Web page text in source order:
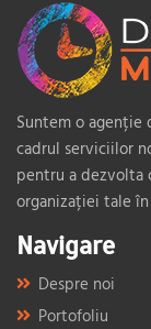
Suntem o
cadrul serviciilor
pentru a dezvolta
organizației tale
Navigare
Despre noi
Portofoliu